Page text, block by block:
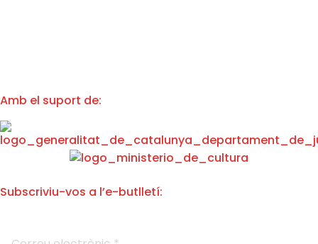
Amb el suport de:
Subscriviu-vos a l’e-butlletí: